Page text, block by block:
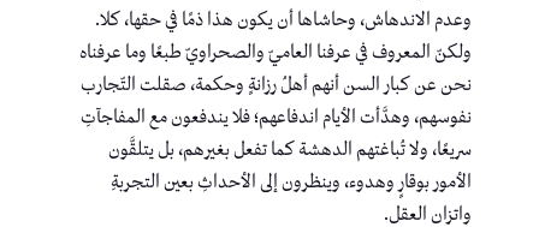
وعدم الاندهاش، وحاشاها أن يكون هذا ذمًا في حقها، كلا.
ولكنّ المعروف في عرفنا العاميّ والصحراويّ طبعًا وما عرفناه
نحن عن كبار السن أنهم أهلُ رزانةٍ وحكمة، صقلت التّجارب
نفوسهم، وهدَّأت الأيام اندفاعهم؛ فلا يندفعون مع المفاجآتِ
سريعًا، ولا تُباغتهم الدهشة كما تفعل بغيرهم، بل يتلقَّون
الأمور بوقارٍ وهدوء، وينظرون إلى الأحداثِ بعين التجربةِ
واتزان العقل.